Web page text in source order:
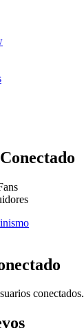
conectados.